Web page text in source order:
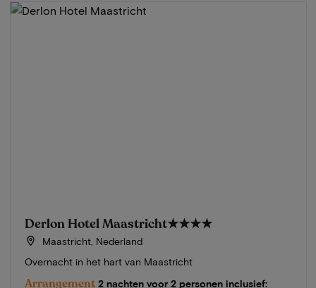
Derlon Hotel Maastricht★★★★
Maastricht, Nederland
Overnacht in het hart van Maastricht
Arrangement 2 nachten voor 2 personen inclusief: